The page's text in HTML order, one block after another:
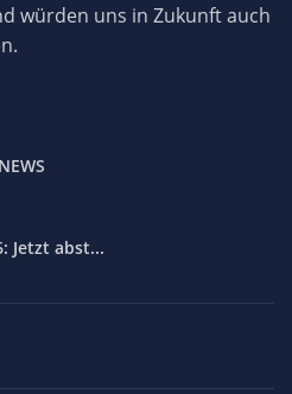
würden uns in Zukunft auch
Jetzt abst...